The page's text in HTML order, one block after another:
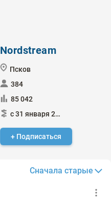
Nordstream
Псков
384
85 042
с 31 января 2015
+ Подписаться
Сначала старые